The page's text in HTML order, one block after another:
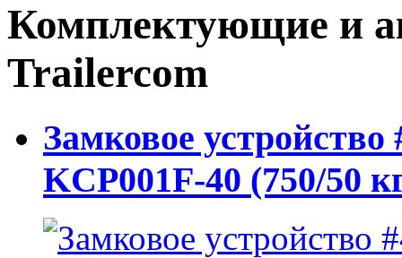
Комплектующие и
Trailercom
Замковое
KCP001F-40 (750/50